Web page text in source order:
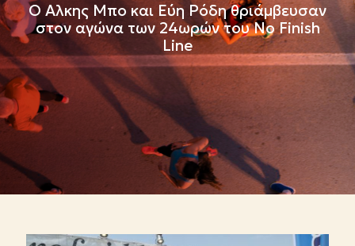
Ο Αλκης Μπο και Εύη Ρόδη θριάμβευσαν
στον αγώνα των 24ωρών του No Finish
Line